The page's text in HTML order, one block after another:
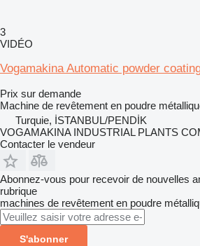
3
VIDÉO
Vogamakina Automatic powder
Prix sur demande
Machine de revêtement en poudre
Turquie, İSTANBUL/PENDİK
VOGAMAKINA INDUSTRIAL PLANTS
Contacter le vendeur
Abonnez-vous pour recevoir de nouvelles
rubrique
machines de revêtement en poudre
S'abonner